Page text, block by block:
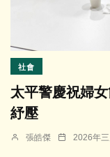
社會
太平警慶祝婦
紓壓
張皓傑 2026年